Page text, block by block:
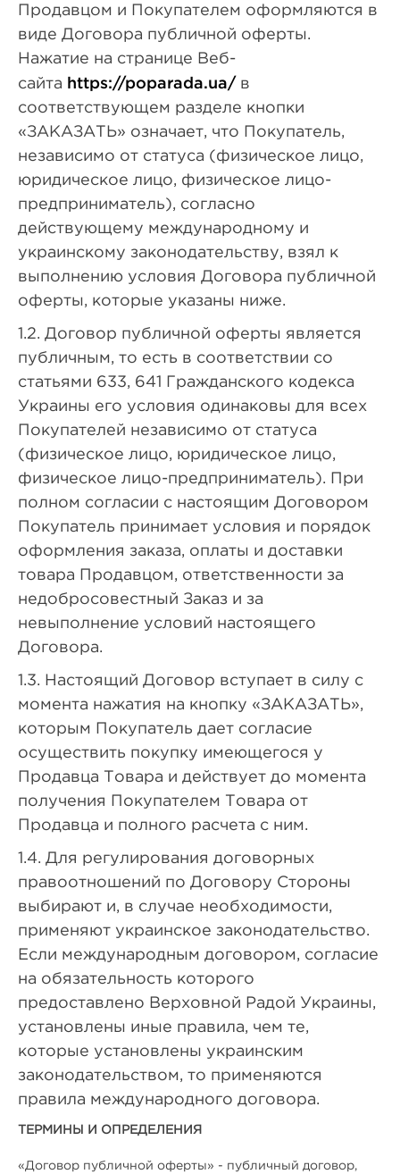
Продавцом и Покупателем оформляются в
виде Договора публичной оферты.
Нажатие на странице Веб-
сайта https://poparada.ua/ в
соответствующем разделе кнопки
«ЗАКАЗАТЬ» означает, что Покупатель,
независимо от статуса (физическое лицо,
юридическое лицо, физическое лицо-
предприниматель), согласно
действующему международному и
украинскому законодательству, взял к
выполнению условия Договора публичной
оферты, которые указаны ниже.
1.2. Договор публичной оферты является
публичным, то есть в соответствии со
статьями 633, 641 Гражданского кодекса
Украины его условия одинаковы для всех
Покупателей независимо от статуса
(физическое лицо, юридическое лицо,
физическое лицо-предприниматель). При
полном согласии с настоящим Договором
Покупатель принимает условия и порядок
оформления заказа, оплаты и доставки
товара Продавцом, ответственности за
недобросовестный Заказ и за
невыполнение условий настоящего
Договора.
1.3. Настоящий Договор вступает в силу с
момента нажатия на кнопку «ЗАКАЗАТЬ»,
которым Покупатель дает согласие
осуществить покупку имеющегося у
Продавца Товара и действует до момента
получения Покупателем Товара от
Продавца и полного расчета с ним.
1.4. Для регулирования договорных
правоотношений по Договору Стороны
выбирают и, в случае необходимости,
применяют украинское законодательство.
Если международным договором, согласие
на обязательность которого
предоставлено Верховной Радой Украины,
установлены иные правила, чем те,
которые установлены украинским
законодательством, то применяются
правила международного договора.
ТЕРМИНЫ И ОПРЕДЕЛЕНИЯ
«Договор публичной оферты» - публичный договор,